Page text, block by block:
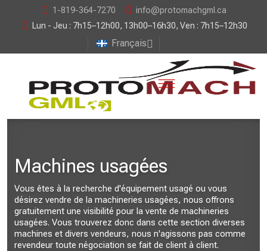
1-819-364-7270
info@protomachgml.ca
Lun - Jeu : 7h15–12h00, 13h00–16h30, Ven : 7h15–12h30
Français
Machines usagées
Vous êtes à la recherche d'équipement usagé ou vous
désirez vendre de la machineries usagées, nous offrons
gratuitement une visibilité pour la vente de machineries
usagées. Vous trouverez donc dans cette section diverses
machines et divers vendeurs, nous n'agissons pas comme
revendeur toute négociation se fait de client à client.